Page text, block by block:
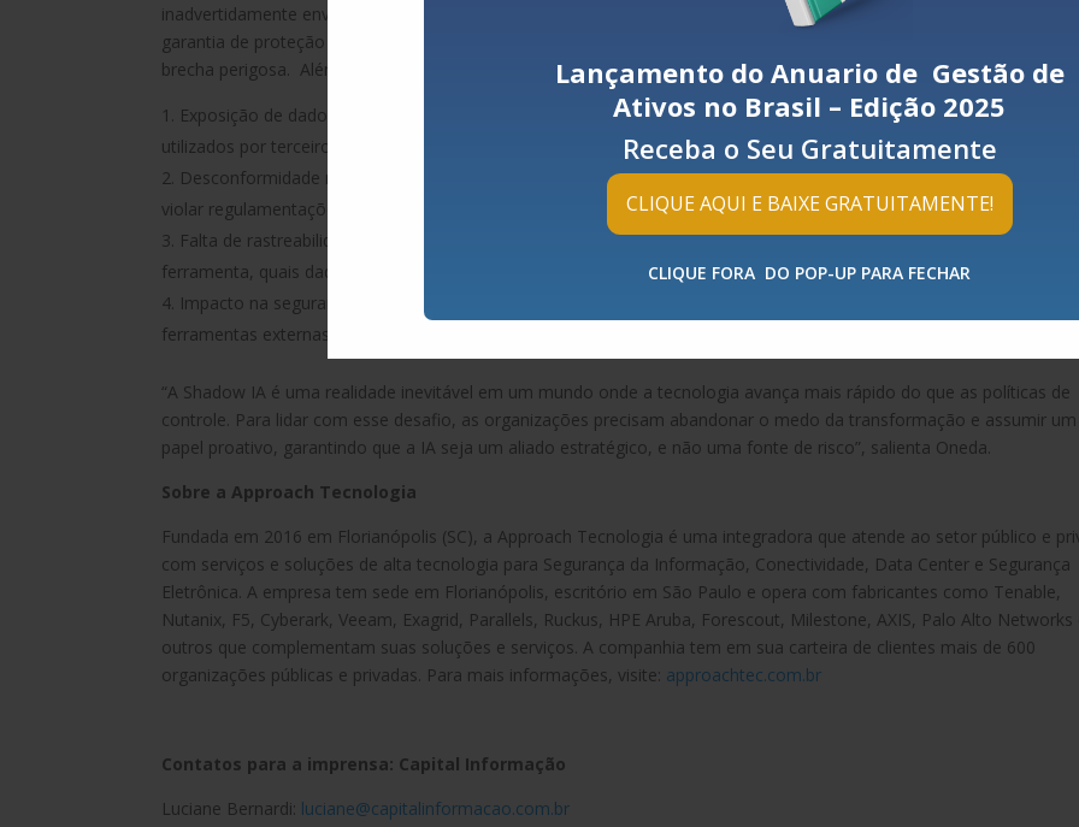
Lançamento do Anuario de Gestão de
Ativos no Brasil – Edição 2025
Receba o Seu Gratuitamente
CLIQUE AQUI E BAIXE GRATUITAMENTE!
CLIQUE FORA DO POP-UP PARA FECHAR
inadvertidamente enviar dados confidenciais para servidores em outro país, sob legislações diferentes e sem qualquer
garantia de proteção ou confidencialidade. Este é o cenário clássico da Shadow IA, onde o desconhecimento cria uma
brecha perigosa. Além disso, podemos citar:
Exposição de dados sensíveis: Dados confidenciais alimentados em plataformas de IA podem ser armazenados e
utilizados por terceiros, dependendo das políticas da ferramenta;
Desconformidade regulatória: Em setores como o financeiro ou o governamental, o uso não autorizado de IA pode
violar regulamentações locais e internacionais;
Falta de rastreabilidade: Como o uso da Shadow IA é invisível para a TI, não há como rastrear quem utilizou a
ferramenta, quais dados foram compartilhados ou quais decisões foram influenciadas por ela;
Impacto na segurança cibernética: O uso descontrolado de IA pode criar portas de entrada para ataques, já que
ferramentas externas podem não estar protegidas contra vulnerabilidades.
“A Shadow IA é uma realidade inevitável em um mundo onde a tecnologia avança mais rápido do que as políticas de
controle. Para lidar com esse desafio, as organizações precisam abandonar o medo da transformação e assumir um
papel proativo, garantindo que a IA seja um aliado estratégico, e não uma fonte de risco”, salienta Oneda.
Sobre a Approach Tecnologia
Fundada em 2016 em Florianópolis (SC), a Approach Tecnologia é uma integradora que atende ao setor público e
com serviços e soluções de alta tecnologia para Segurança da Informação, Conectividade, Data Center e Segurança
Eletrônica. A empresa tem sede em Florianópolis, escritório em São Paulo e opera com fabricantes como Tenable,
Nutanix, F5, Cyberark, Veeam, Exagrid, Parallels, Ruckus, HPE Aruba, Forescout, Milestone, AXIS, Palo Alto Networks
outros que complementam suas soluções e serviços. A companhia tem em sua carteira de clientes mais de 600
organizações públicas e privadas. Para mais informações, visite: approachtec.com.br
Contatos para a imprensa: Capital Informação
Luciane Bernardi: luciane@capitalinformacao.com.br